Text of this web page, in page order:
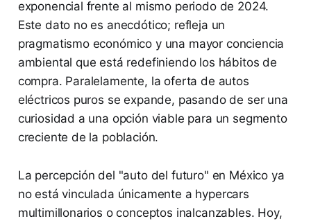
exponencial frente al mismo periodo de 2024.
Este dato no es anecdótico; refleja un
pragmatismo económico y una mayor conciencia
ambiental que está redefiniendo los hábitos de
compra. Paralelamente, la oferta de autos
eléctricos puros se expande, pasando de ser una
curiosidad a una opción viable para un segmento
creciente de la población.
La percepción del "auto del futuro" en México ya
no está vinculada únicamente a hypercars
multimillonarios o conceptos inalcanzables. Hoy,